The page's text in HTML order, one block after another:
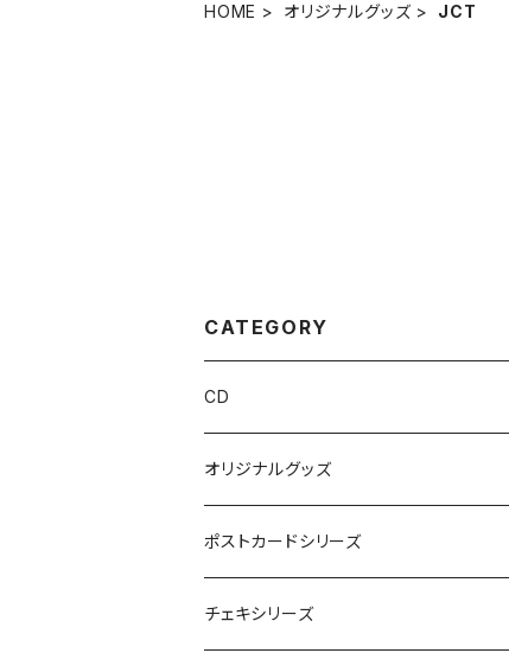
HOME オリジナルグッズ JCT
CATEGORY
CD
オリジナルグッズ
JCT
Reunion
ポストカードシリーズ
楽曲イメージポストカード
チェキシリーズ